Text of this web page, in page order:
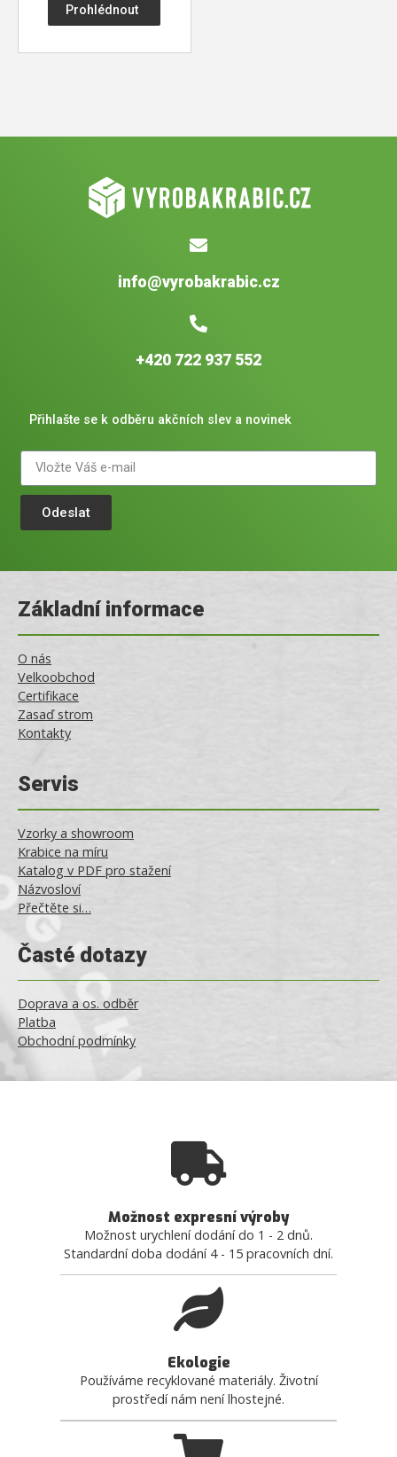
Prohlédnout
info@vyrobakrabic.cz
+420 722 937 552
Přihlašte se k odběru akčních slev a novinek
Odeslat
Základní informace
O nás
Velkoobchod
Certifikace
Zasaď strom
Kontakty
Servis
Vzorky a showroom
Krabice na míru
Katalog v PDF pro stažení
Názvosloví
Přečtěte si…
Časté dotazy
Doprava a os. odběr
Platba
Obchodní podmínky
Možnost expresní výroby
Možnost urychlení dodání do 1 - 2 dnů.
Standardní doba dodání 4 - 15 pracovních dní.
Ekologie
Používáme recyklované materiály. Životní
prostředí nám není lhostejné.